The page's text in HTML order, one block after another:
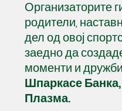
Организаторите
родители,
дел од овој
заедно да
моменти и
Шпаркасе
Плазма.